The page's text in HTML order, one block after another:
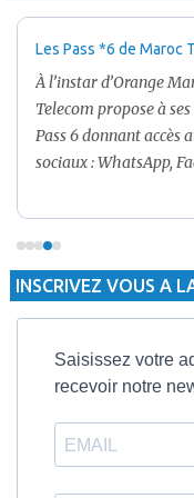
Les Pass *6 de Maroc
À l’instar d’Orange
Telecom propose à
Pass 6 donnant accès
sociaux : WhatsApp,
5 Dh inclut 100 Mo, le
tandis que les
proposent
durées de validité sont
INSCRIVEZ VOUS A
Saisissez votre
recevoir notre